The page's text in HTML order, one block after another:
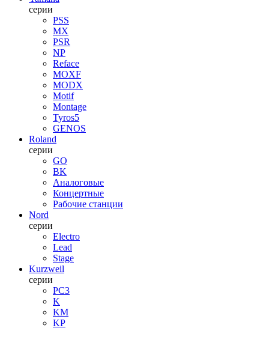
серии
PSS
MX
PSR
NP
Reface
MOXF
MODX
Motif
Montage
Tyros5
GENOS
Roland
серии
GO
BK
Аналоговые
Концертные
Рабочие станции
Nord
серии
Electro
Lead
Stage
Kurzweil
серии
PC3
K
KM
KP